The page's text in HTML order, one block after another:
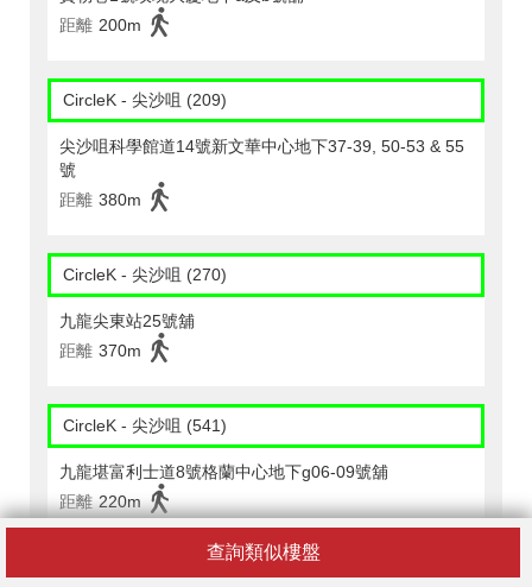
查詢類似樓盤
距離 200m
CircleK - 尖沙咀 (209)
尖沙咀科學館道14號新文華中心地下37-39, 50-53 & 55
號
距離 380m
CircleK - 尖沙咀 (270)
九龍尖東站25號舖
距離 370m
CircleK - 尖沙咀 (541)
九龍堪富利士道8號格蘭中心地下g06-09號舖
距離 220m